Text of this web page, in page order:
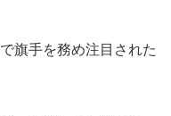
旗手を務め注目された